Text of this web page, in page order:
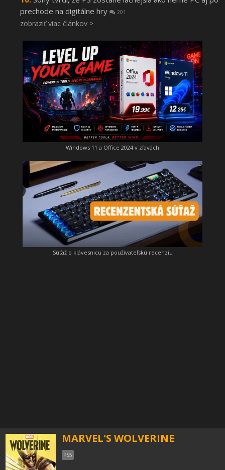
prechode na digitálne hry
201
zobraziť viac článkov >
Windows 11 a Office 2024 v zľavách
Súťaž o klávesnicu za používateľskú recenziu
MARVEL'S WOLVERINE
PS5